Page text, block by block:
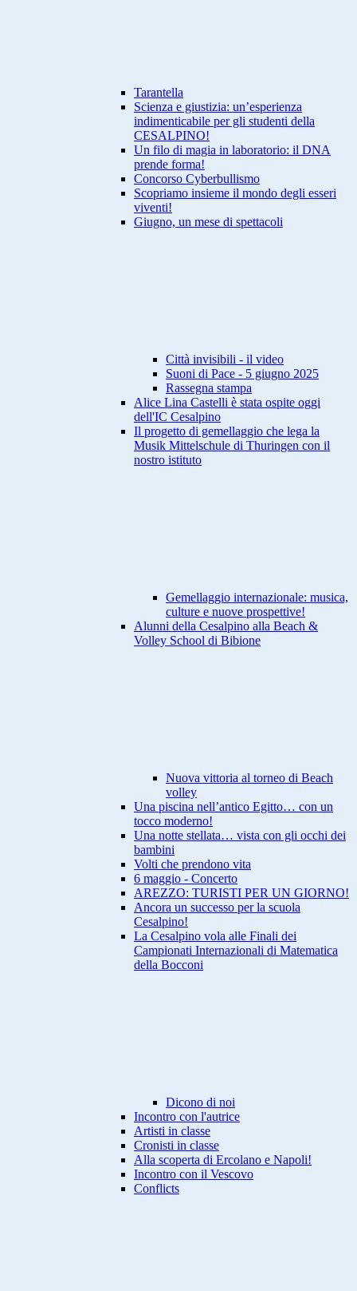
Tarantella
Scienza e giustizia: un’esperienza
indimenticabile per gli studenti della
CESALPINO!
Un filo di magia in laboratorio: il DNA
prende forma!
Concorso Cyberbullismo
Scopriamo insieme il mondo degli esseri
viventi!
Giugno, un mese di spettacoli
Città invisibili - il video
Suoni di Pace - 5 giugno 2025
Rassegna stampa
Alice Lina Castelli è stata ospite oggi
dell'IC Cesalpino
Il progetto di gemellaggio che lega la
Musik Mittelschule di Thuringen con il
nostro istituto
Gemellaggio internazionale: musica,
culture e nuove prospettive!
Alunni della Cesalpino alla Beach &
Volley School di Bibione
Nuova vittoria al torneo di Beach
volley
Una piscina nell’antico Egitto… con un
tocco moderno!
Una notte stellata… vista con gli occhi dei
bambini
Volti che prendono vita
6 maggio - Concerto
AREZZO: TURISTI PER UN GIORNO!
Ancora un successo per la scuola
Cesalpino!
La Cesalpino vola alle Finali dei
Campionati Internazionali di Matematica
della Bocconi
Dicono di noi
Incontro con l'autrice
Artisti in classe
Cronisti in classe
Alla scoperta di Ercolano e Napoli!
Incontro con il Vescovo
Conflicts